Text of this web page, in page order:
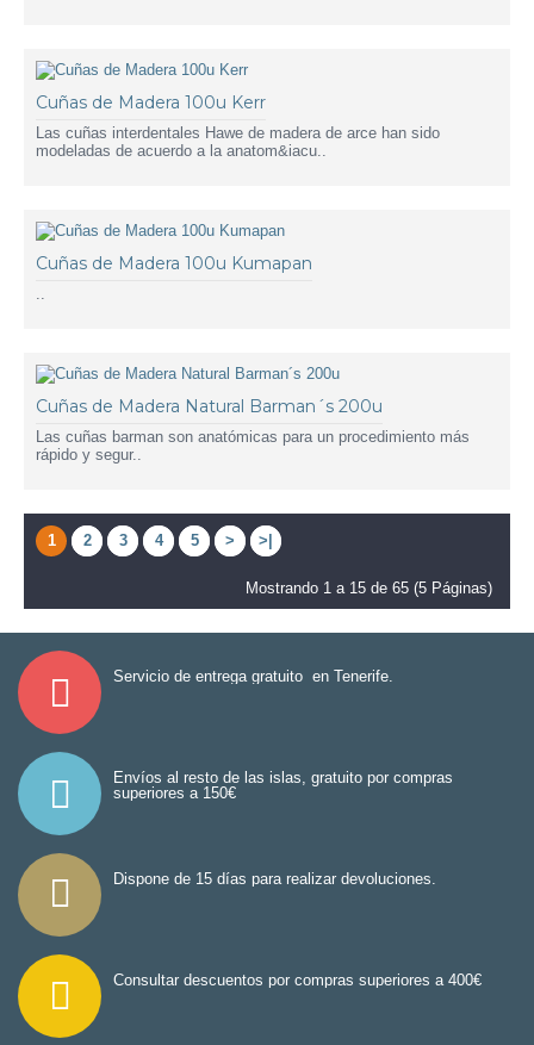
Cuñas de Madera 100u Kerr
Las cuñas interdentales Hawe de madera de arce han sido
modeladas de acuerdo a la anatom&iacu..
Cuñas de Madera 100u Kumapan
..
Cuñas de Madera Natural Barman´s 200u
Las cuñas barman son anatómicas para un procedimiento más
rápido y segur..
1 2 3 4 5 > >|
Mostrando 1 a 15 de 65 (5 Páginas)
Servicio de entrega gratuito en Tenerife.
Envíos al resto de las islas, gratuito por compras
superiores a 150€
Dispone de 15 días para realizar devoluciones.
Consultar descuentos por compras superiores a 400€